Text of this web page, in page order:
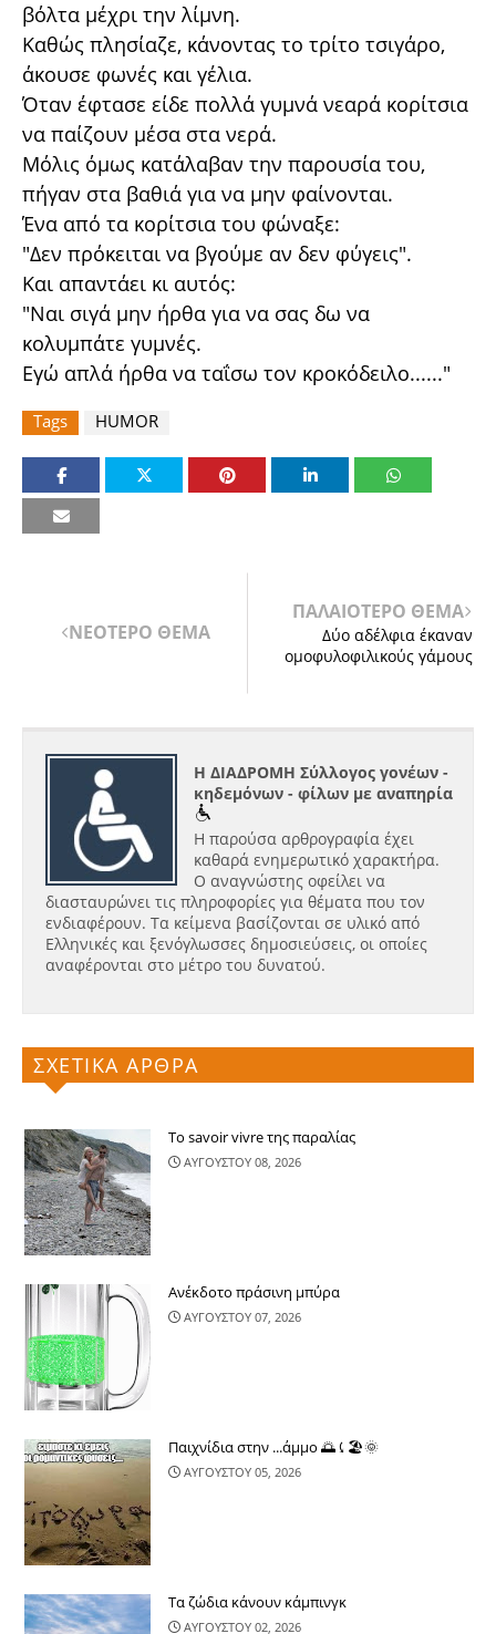
βόλτα μέχρι την λίμνη.
Καθώς πλησίαζε, κάνοντας το τρίτο τσιγάρο,
άκουσε φωνές και γέλια.
Όταν έφτασε είδε πολλά γυμνά νεαρά κορίτσια
να παίζουν μέσα στα νερά.
Μόλις όμως κατάλαβαν την παρουσία του,
πήγαν στα βαθιά για να μην φαίνονται.
Ένα από τα κορίτσια του φώναξε:
"Δεν πρόκειται να βγούμε αν δεν φύγεις".
Και απαντάει κι αυτός:
"Ναι σιγά μην ήρθα για να σας δω να
κολυμπάτε γυμνές.
Εγώ απλά ήρθα να ταΐσω τον κροκόδειλο......"
Tags HUMOR
ΝΕΟΤΕΡΟ ΘΕΜΑ
ΠΑΛΑΙΟΤΕΡΟ ΘΕΜΑ
Δύο αδέλφια έκαναν
ομοφυλοφιλικούς γάμους
Η ΔΙΑΔΡΟΜΗ Σύλλογος γονέων -
κηδεμόνων - φίλων με αναπηρία
Η παρούσα αρθρογραφία έχει
καθαρά ενημερωτικό χαρακτήρα.
Ο αναγνώστης οφείλει να
διασταυρώνει τις πληροφορίες για θέματα που τον
ενδιαφέρουν. Τα κείμενα βασίζονται σε υλικό από
Ελληνικές και ξενόγλωσσες δημοσιεύσεις, οι οποίες
αναφέρονται στο μέτρο του δυνατού.
ΣΧΕΤΙΚΑ ΑΡΘΡΑ
Το savoir vivre της παραλίας
ΑΥΓΟΥΣΤΟΥ 08, 2026
Ανέκδοτο πράσινη μπύρα
ΑΥΓΟΥΣΤΟΥ 07, 2026
Παιχνίδια στην ...άμμο 🌅⤹🏖🌞
ΑΥΓΟΥΣΤΟΥ 05, 2026
Τα ζώδια κάνουν κάμπινγκ
ΑΥΓΟΥΣΤΟΥ 02, 2026